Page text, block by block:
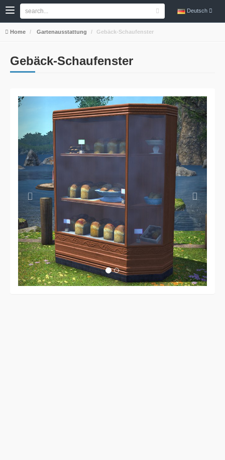
Deutsch
Home Gartenausstattung Gebäck-Schaufenster
Gebäck-Schaufenster